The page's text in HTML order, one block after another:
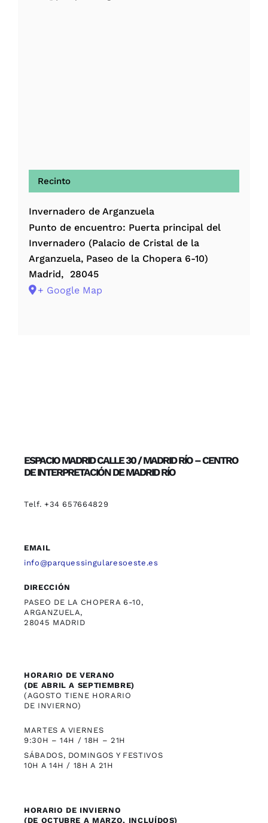
Recinto
Invernadero de Arganzuela
Punto de encuentro: Puerta principal del
Invernadero (Palacio de Cristal de la
Arganzuela, Paseo de la Chopera 6-10)
Madrid, 28045
+ Google Map
ESPACIO MADRID CALLE 30 / MADRID RÍO – CENTRO
DE INTERPRETACIÓN DE MADRID RÍO
Telf. +34 657664829
EMAIL
info@parquessingularesoeste.es
DIRECCIÓN
PASEO DE LA CHOPERA 6-10,
ARGANZUELA,
28045 MADRID
HORARIO DE VERANO
(DE ABRIL A SEPTIEMBRE)
(AGOSTO TIENE HORARIO
DE INVIERNO)
MARTES A VIERNES
9:30H – 14H / 18H – 21H
SÁBADOS, DOMINGOS Y FESTIVOS
10H A 14H / 18H A 21H
HORARIO DE INVIERNO
(DE OCTUBRE A MARZO, INCLUÍDOS)